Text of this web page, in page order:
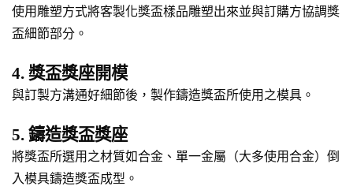
使用雕塑方式將客製化獎盃樣品雕塑出來並與訂購方協調獎
盃細節部分。
4. 獎盃獎座開模
與訂製方溝通好細節後，製作鑄造獎盃所使用之模具。
5. 鑄造獎盃獎座
將獎盃所選用之材質如合金、單一金屬（大多使用合金）倒
入模具鑄造獎盃成型。